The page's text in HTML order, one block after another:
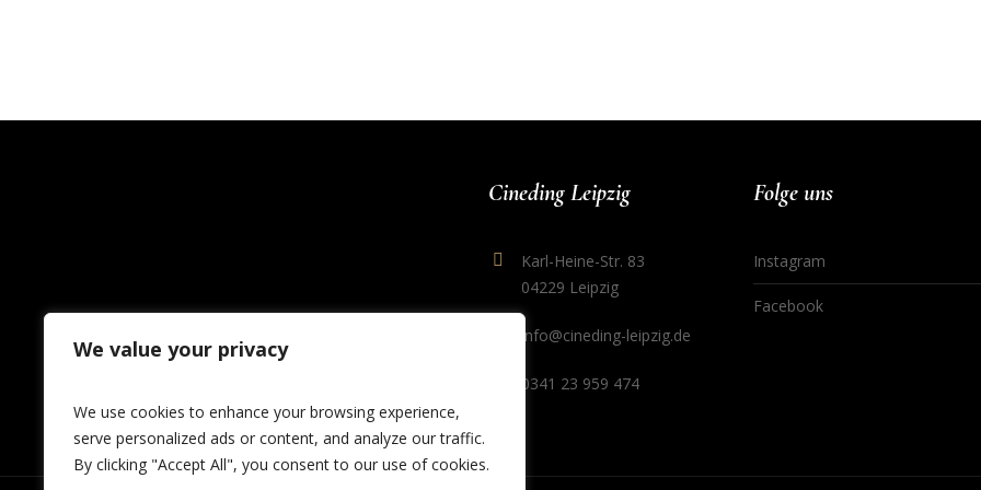
We value your privacy
We use cookies to enhance your browsing experience,
serve personalized ads or content, and analyze our traffic.
By clicking "Accept All", you consent to our use of cookies.
Cineding Leipzig
Karl-Heine-Str. 83
04229 Leipzig
info@cineding-leipzig.de
0341 23 959 474
Folge uns
Instagram
Facebook